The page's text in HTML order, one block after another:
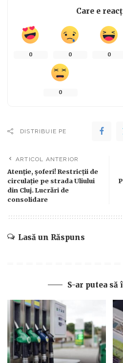
Care e
0 0 0
0
DISTRIBUIE PE
ARTICOL ANTERIOR
Atenție, șoferi! Restricții de
circulație pe strada Uliului
din Cluj. Lucrări de
consolidare
Lasă un Răspuns
S-ar putea să